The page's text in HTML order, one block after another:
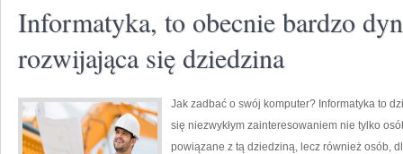
Informatyka, to obecnie bardzo
rozwijająca się dziedzina
Jak zadbać o swój komputer? Informatyka to
się niezwykłym zainteresowaniem nie tylko
powiązane z tą dziedziną, lecz również osób,